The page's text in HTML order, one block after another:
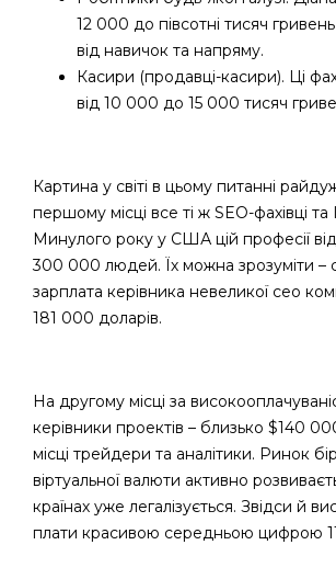
12 000 до півсотні тисяч
від навичок та напряму.
Касири (продавці-касири). Ці
від 10 000 до 15 000 тисяч
Картина у світі в цьому питанні
першому місці все ті ж SEO-фахівці
Минулого року у США цій професії
300 000 людей. Їх можна зрозуміти –
зарплата керівника невеликої сео
181 000 доларів.
На другому місці за
керівники проектів – близько $140
місці трейдери та аналітики. Ринок
віртуальної валюти активно
країнах уже легалізується. Звідси й
плати красивою середньою цифрою